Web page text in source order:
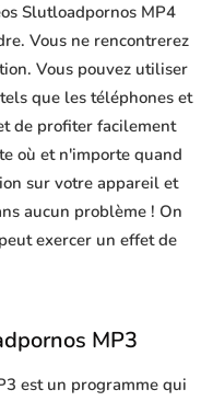
Slutloadpornos MP4
Vous ne rencontrerez
Vous pouvez utiliser
que les téléphones et
de profiter facilement
où et n'importe quand
sur votre appareil et
aucun problème ! On
exercer un effet de
MP3
est un programme qui